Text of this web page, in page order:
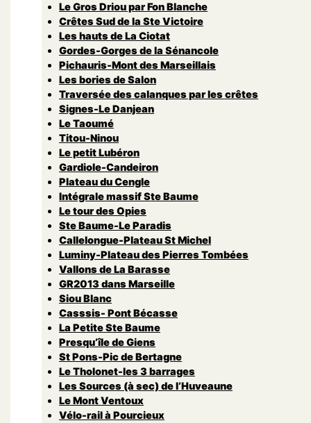
Le Gros Driou par Fon Blanche
Crêtes Sud de la Ste Victoire
Les hauts de La Ciotat
Gordes-Gorges de la Sénancole
Pichauris-Mont des Marseillais
Les bories de Salon
Traversée des calanques par les crêtes
Signes-Le Danjean
Le Taoumé
Titou-Ninou
Le petit Lubéron
Gardiole-Candeiron
Plateau du Cengle
Intégrale massif Ste Baume
Le tour des Opies
Ste Baume-Le Paradis
Callelongue-Plateau St Michel
Luminy-Plateau des Pierres Tombées
Vallons de La Barasse
GR2013 dans Marseille
Siou Blanc
Casssis- Pont Bécasse
La Petite Ste Baume
Presqu’île de Giens
St Pons-Pic de Bertagne
Le Tholonet-les 3 barrages
Les Sources (à sec) de l’Huveaune
Le Mont Ventoux
Vélo-rail à Pourcieux